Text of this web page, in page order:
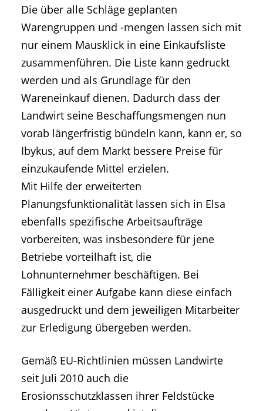
Die über alle Schläge geplanten
Warengruppen und -mengen lassen sich mit
nur einem Mausklick in eine Einkaufsliste
zusammenführen. Die Liste kann gedruckt
werden und als Grundlage für den
Wareneinkauf dienen. Dadurch dass der
Landwirt seine Beschaffungsmengen nun
vorab längerfristig bündeln kann, kann er, so
Ibykus, auf dem Markt bessere Preise für
einzukaufende Mittel erzielen.
Mit Hilfe der erweiterten
Planungsfunktionalität lassen sich in Elsa
ebenfalls spezifische Arbeitsaufträge
vorbereiten, was insbesondere für jene
Betriebe vorteilhaft ist, die
Lohnunternehmer beschäftigen. Bei
Fälligkeit einer Aufgabe kann diese einfach
ausgedruckt und dem jeweiligen Mitarbeiter
zur Erledigung übergeben werden.
Gemäß EU-Richtlinien müssen Landwirte
seit Juli 2010 auch die
Erosionsschutzklassen ihrer Feldstücke